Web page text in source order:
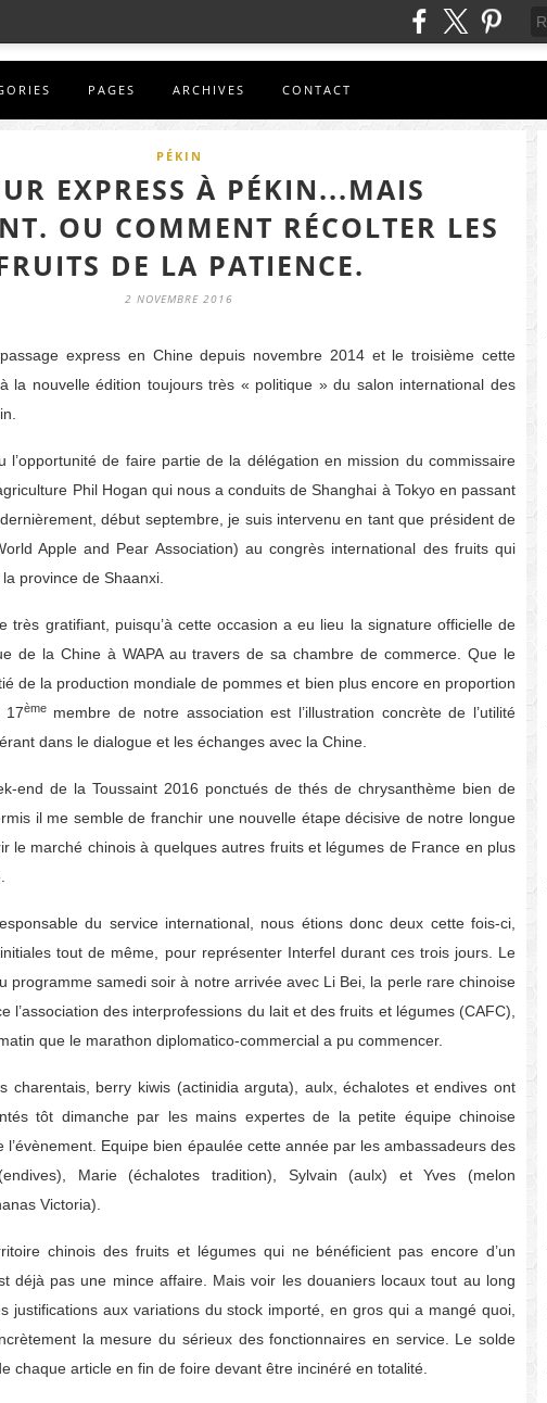
PAGES ARCHIVES CONTACT
PÉKIN
EXPRESS À PÉKIN...MAIS
OU COMMENT RÉCOLTER LES
DE LA PATIENCE.
2 NOVEMBRE 2016
express en Chine depuis novembre 2014 et le troisième cette
la nouvelle édition toujours très « politique » du salon international des
l’opportunité de faire partie de la délégation en mission du commissaire
Phil Hogan qui nous a conduits de Shanghai à Tokyo en passant
début septembre, je suis intervenu en tant que président de
Apple and Pear Association) au congrès international des fruits qui
la province de Shaanxi.
très gratifiant, puisqu’à cette occasion a eu lieu la signature officielle de
de la Chine à WAPA au travers de sa chambre de commerce. Que le
de la production mondiale de pommes et bien plus encore en proportion
17èmemembre de notre association est l’illustration concrète de l’utilité
dans le dialogue et les échanges avec la Chine.
end de la Toussaint 2016 ponctués de thés de chrysanthème bien de
il me semble de franchir une nouvelle étape décisive de notre longue
le marché chinois à quelques autres fruits et légumes de France en plus
du service international, nous étions donc deux cette fois-ci,
tout de même, pour représenter Interfel durant ces trois jours. Le
programme samedi soir à notre arrivée avec Li Bei, la perle rare chinoise
l’association des interprofessions du lait et des fruits et légumes (CAFC),
que le marathon diplomatico-commercial a pu commencer.
charentais, berry kiwis (actinidia arguta), aulx, échalotes et endives ont
tôt dimanche par les mains expertes de la petite équipe chinoise
l’évènement. Equipe bien épaulée cette année par les ambassadeurs des
Marie (échalotes tradition), Sylvain (aulx) et Yves (melon
Victoria).
chinois des fruits et légumes qui ne bénéficient pas encore d’un
déjà pas une mince affaire. Mais voir les douaniers locaux tout au long
justifications aux variations du stock importé, en gros qui a mangé quoi,
la mesure du sérieux des fonctionnaires en service. Le solde
chaque article en fin de foire devant être incinéré en totalité.